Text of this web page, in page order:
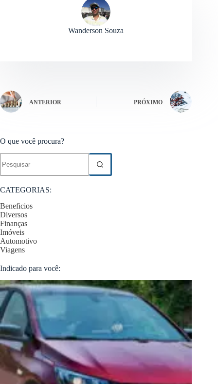
Wanderson Souza
ANTERIOR PRÓXIMO
O que você procura?
resultados
CATEGORIAS:
Beneficios
Diversos
Finanças
Imóveis
Automotivo
Viagens
Indicado para você: